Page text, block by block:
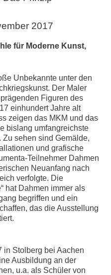
2017
für Moderne Kunst,
Unbekannte unter den
Der Maler
Figuren des
einhundert Jahre alt
zeigen das MKM und das
bislang umfangreichste
sehen sind Gemälde,
und grafische
Teilnehmer Dahmen
Neuanfang nach
verfolgte. Die
hat Dahmen immer als
begriffen und ein
das die Ausstellung
in Stolberg bei Aachen
Ausbildung an der
u.a. als Schüler von